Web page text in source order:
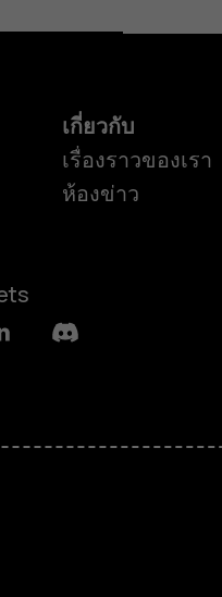
เกี่ยวกับ
เรื่องราวของเรา
ห้องข่าว
Discord